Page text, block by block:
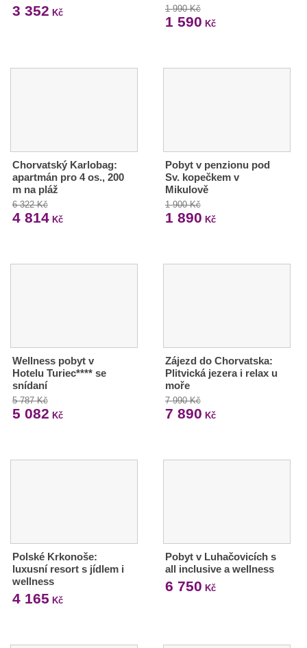
3 352 Kč 1 990 Kč
1 590 Kč
Chorvatský Karlobag:
apartmán pro 4 os., 200
m na pláž
6 322 Kč
4 814 Kč
Pobyt v penzionu pod
Sv. kopečkem v
Mikulově
1 900 Kč
1 890 Kč
Wellness pobyt v
Hotelu Turiec**** se
snídaní
5 787 Kč
5 082 Kč
Zájezd do Chorvatska:
Plitvická jezera i relax u
moře
7 990 Kč
7 890 Kč
Polské Krkonoše:
luxusní resort s jídlem i
wellness
4 165 Kč
Pobyt v Luhačovicích s
all inclusive a wellness
6 750 Kč